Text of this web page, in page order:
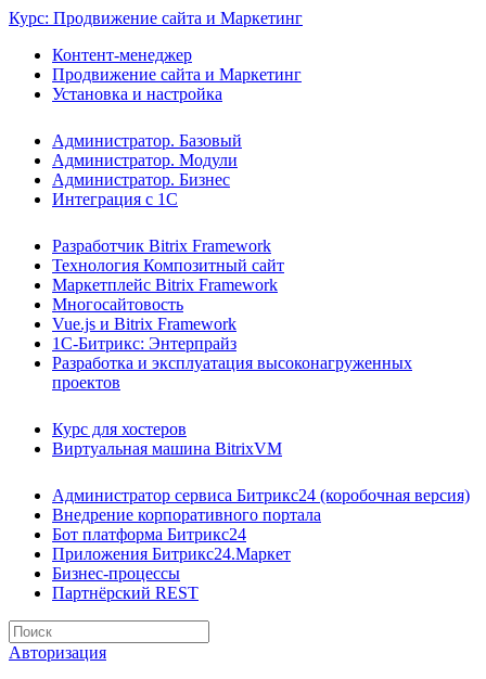
Курс: Продвижение сайта и Маркетинг
Контент-менеджер
Продвижение сайта и Маркетинг
Установка и настройка
Администратор. Базовый
Администратор. Модули
Администратор. Бизнес
Интеграция с 1С
Разработчик Bitrix Framework
Технология Композитный сайт
Маркетплейс Bitrix Framework
Многосайтовость
Vue.js и Bitrix Framework
1С-Битрикс: Энтерпрайз
Разработка и эксплуатация высоконагруженных
проектов
Курс для хостеров
Виртуальная машина BitrixVM
Администратор сервиса Битрикс24 (коробочная версия)
Внедрение корпоративного портала
Бот платформа Битрикс24
Приложения Битрикс24.Маркет
Бизнес-процессы
Партнёрский REST
Авторизация